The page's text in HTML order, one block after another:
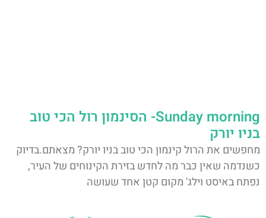
Sunday morning- הסינמון רול הכי טוב
בניו יורק
מחפשים את הרול קינמון הכי טוב בניו יורק? מצאתם.בדיוק
כשנדמה שאין כבר מה לחדש בזירת הקינוחים של העיר,
נפתח באיסט וילג' מקום קטן אחד שעושה